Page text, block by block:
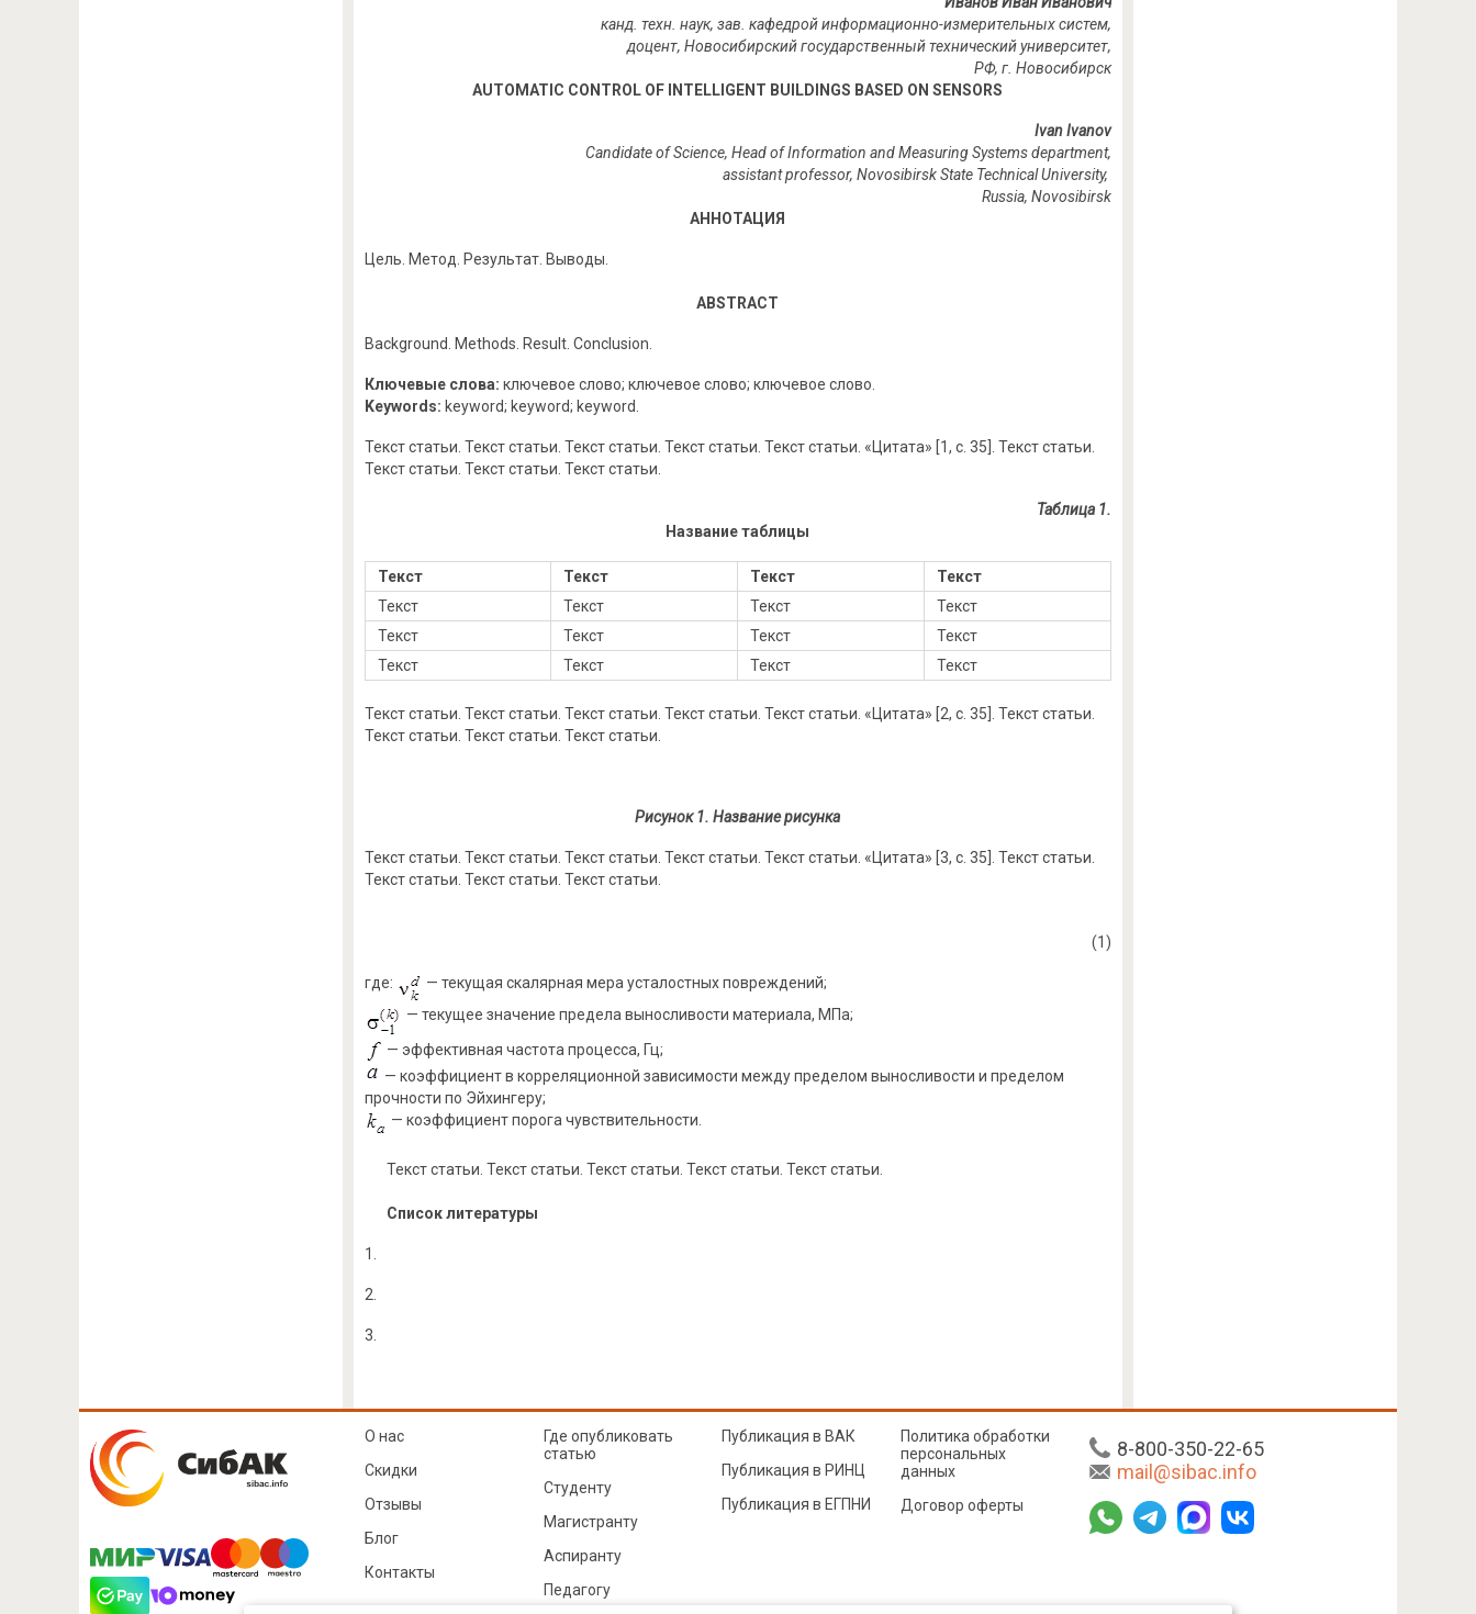
канд. техн. наук, зав. кафедрой информационно-измерительных систем,
доцент, Новосибирский государственный технический университет,
РФ, г. Новосибирск
AUTOMATIC CONTROL OF INTELLIGENT BUILDINGS BASED ON SENSORS
Ivan Ivanov
Candidate of Science, Head of Information and Measuring Systems department,
assistant professor, Novosibirsk State Technical University,
Russia, Novosibirsk
АННОТАЦИЯ
Цель. Метод. Результат. Выводы.
ABSTRACT
Background. Methods. Result. Conclusion.
Ключевые слова: ключевое слово; ключевое слово; ключевое слово.
Keywords: keyword; keyword; keyword.
Текст статьи. Текст статьи. Текст статьи. Текст статьи. Текст статьи. «Цитата» [1, с. 35]. Текст статьи.
Текст статьи. Текст статьи. Текст статьи.
Таблица 1.
Название таблицы
Текст Текст Текст
Текст
Текст
Текст Текст
Текст
Текст
Текст Текст
Текст
Текст
Текст Текст Текст
Текст статьи. Текст статьи. Текст статьи. Текст статьи. Текст статьи. «Цитата» [2, с. 35]. Текст статьи.
Текст статьи. Текст статьи. Текст статьи.
Рисунок 1. Название рисунка
Текст статьи. Текст статьи. Текст статьи. Текст статьи. Текст статьи. «Цитата» [3, с. 35]. Текст статьи.
Текст статьи. Текст статьи. Текст статьи.
(1)
где:
— текущая скалярная мера усталостных повреждений;
— текущее значение предела выносливости материала, МПа;
— эффективная частота процесса, Гц;
— коэффициент в корреляционной зависимости между пределом выносливости и пределом
прочности по Эйхингеру;
— коэффициент порога чувствительности.
Текст статьи. Текст статьи. Текст статьи. Текст статьи. Текст статьи.
Список литературы
1.
2.
3.
8-800-350-22-65
mail@sibac.info
О нас
Скидки
Отзывы
Блог
Контакты
Где опубликовать
статью
Студенту
Магистранту
Аспиранту
Педагогу
Публикация в ВАК
Публикация в РИНЦ
Публикация в ЕГПНИ
Политика обработки
персональных
данных
Договор оферты